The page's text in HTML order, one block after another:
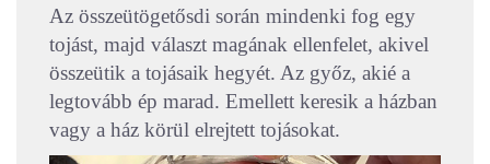
Az összeütögetősdi során mindenki fog egy
tojást, majd választ magának ellenfelet, akivel
összeütik a tojásaik hegyét. Az győz, akié a
legtovább ép marad. Emellett keresik a házban
vagy a ház körül elrejtett tojásokat.